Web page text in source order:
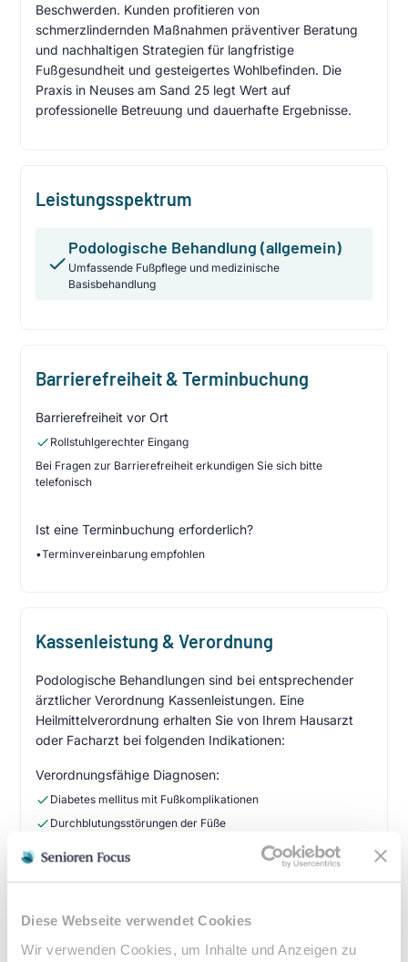
Diese Webseite verwendet Cookies
Wir verwenden Cookies, um Inhalte und Anzeigen zu
Beschwerden. Kunden profitieren von
schmerzlindernden Maßnahmen präventiver Beratung
und nachhaltigen Strategien für langfristige
Fußgesundheit und gesteigertes Wohlbefinden. Die
Praxis in Neuses am Sand 25 legt Wert auf
professionelle Betreuung und dauerhafte Ergebnisse.
Leistungsspektrum
Podologische Behandlung (allgemein)
Umfassende Fußpflege und medizinische
Basisbehandlung
Barrierefreiheit & Terminbuchung
Barrierefreiheit vor Ort
Rollstuhlgerechter Eingang
Bei Fragen zur Barrierefreiheit erkundigen Sie sich bitte
telefonisch
Ist eine Terminbuchung erforderlich?
•Terminvereinbarung empfohlen
Kassenleistung & Verordnung
Podologische Behandlungen sind bei entsprechender
ärztlicher Verordnung Kassenleistungen. Eine
Heilmittelverordnung erhalten Sie von Ihrem Hausarzt
oder Facharzt bei folgenden Indikationen:
Verordnungsfähige Diagnosen:
Diabetes mellitus mit Fußkomplikationen
Durchblutungsstörungen der Füße
Zuzahlung & Kosten:
•
10% Zuzahlung pro Behandlung (mind. 5€, max. 10€)